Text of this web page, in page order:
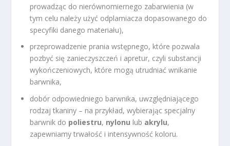
prowadząc do nierównomiernego zabarwienia (w
tym celu należy użyć odplamiacza dopasowanego do
specyfiki danego materiału),
przeprowadzenie prania wstępnego, które pozwala
pozbyć się zanieczyszczeń i apretur, czyli substancji
wykończeniowych, które mogą utrudniać wnikanie
barwnika,
dobór odpowiedniego barwnika, uwzględniającego
rodzaj tkaniny – na przykład, wybierając specjalny
barwnik do poliestru, nylonu lub akrylu,
zapewniamy trwałość i intensywność koloru.